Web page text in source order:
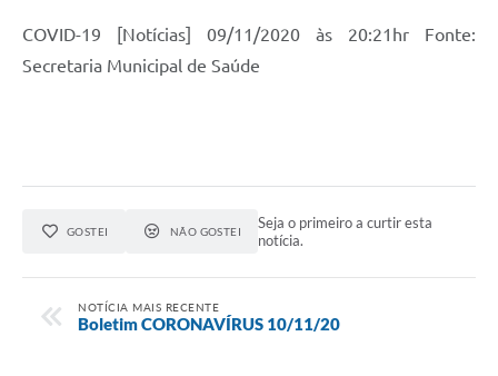
COVID-19 [Notícias] 09/11/2020 às 20:21hr Fonte:
Secretaria Municipal de Saúde
GOSTEI NÃO GOSTEI
Seja o primeiro a curtir esta
notícia.
NOTÍCIA MAIS RECENTE
Boletim CORONAVÍRUS 10/11/20